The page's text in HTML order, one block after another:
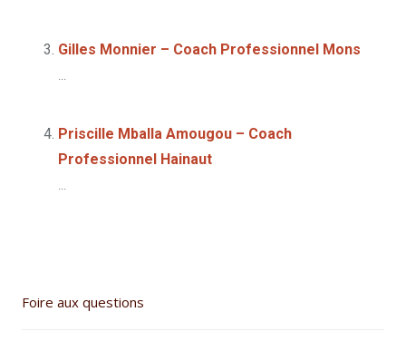
Gilles Monnier – Coach Professionnel Mons
...
Priscille Mballa Amougou – Coach
Professionnel Hainaut
...
Foire aux questions